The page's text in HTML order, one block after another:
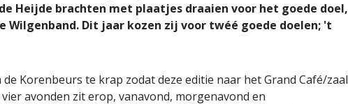
Heijde brachten met plaatjes draaien voor het goede doel,
Wilgenband. Dit jaar kozen zij voor twéé goede doelen; 't
Korenbeurs te krap zodat deze editie naar het Grand Café/zaal
avonden zit erop, vanavond, morgenavond en